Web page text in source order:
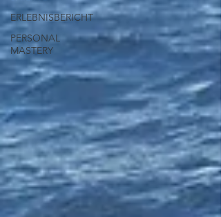
ERLEBNISBERICHT
PERSONAL
MASTERY